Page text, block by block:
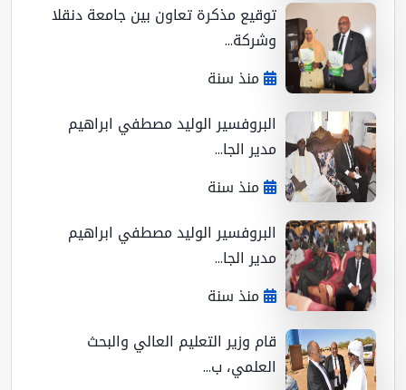
توقيع مذكرة تعاون بين جامعة دنقلا
وشركة...
منذ سنة
البروفسير الوليد مصطفي ابراهيم
مدير الجا...
منذ سنة
البروفسير الوليد مصطفي ابراهيم
مدير الجا...
منذ سنة
قام وزير التعليم العالي والبحث
العلمي، ب...